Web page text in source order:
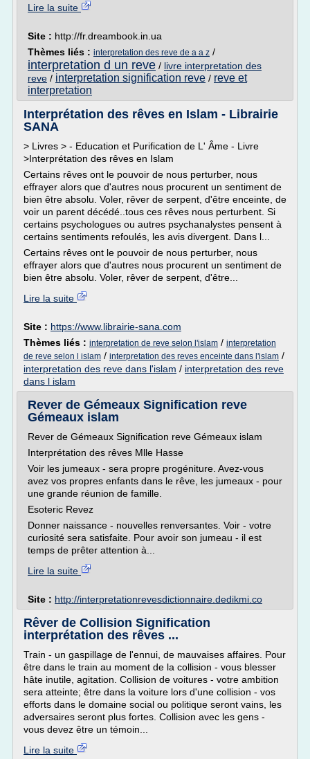
Lire la suite
Site : http://fr.dreambook.in.ua
Thèmes liés : interpretation des reve de a a z /
interpretation d un reve / livre interpretation des
reve / interpretation signification reve / reve et
interpretation
Interprétation des rêves en Islam - Librairie
SANA
> Livres > - Education et Purification de L' Âme - Livre
>Interprétation des rêves en Islam
Certains rêves ont le pouvoir de nous perturber, nous
effrayer alors que d'autres nous procurent un sentiment de
bien être absolu. Voler, rêver de serpent, d'être enceinte, de
voir un parent décédé..tous ces rêves nous perturbent. Si
certains psychologues ou autres psychanalystes pensent à
certains sentiments refoulés, les avis divergent. Dans l...
Certains rêves ont le pouvoir de nous perturber, nous
effrayer alors que d'autres nous procurent un sentiment de
bien être absolu. Voler, rêver de serpent, d'être...
Lire la suite
Site : https://www.librairie-sana.com
Thèmes liés : interpretation de reve selon l'islam / interpretation
de reve selon l islam / interpretation des reves enceinte dans l'islam /
interpretation des reve dans l'islam / interpretation des reve
dans l islam
Rever de Gémeaux Signification reve
Gémeaux islam
Rever de Gémeaux Signification reve Gémeaux islam
Interprétation des rêves Mlle Hasse
Voir les jumeaux - sera propre progéniture. Avez-vous
avez vos propres enfants dans le rêve, les jumeaux - pour
une grande réunion de famille.
Esoteric Revez
Donner naissance - nouvelles renversantes. Voir - votre
curiosité sera satisfaite. Pour avoir son jumeau - il est
temps de prêter attention à...
Lire la suite
Site : http://interpretationrevesdictionnaire.dedikmi.co
Rêver de Collision Signification
interprétation des rêves ...
Train - un gaspillage de l'ennui, de mauvaises affaires. Pour
être dans le train au moment de la collision - vous blesser
hâte inutile, agitation. Collision de voitures - votre ambition
sera atteinte; être dans la voiture lors d'une collision - vos
efforts dans le domaine social ou politique seront vains, les
adversaires seront plus fortes. Collision avec les gens -
vous devez être un témoin...
Lire la suite